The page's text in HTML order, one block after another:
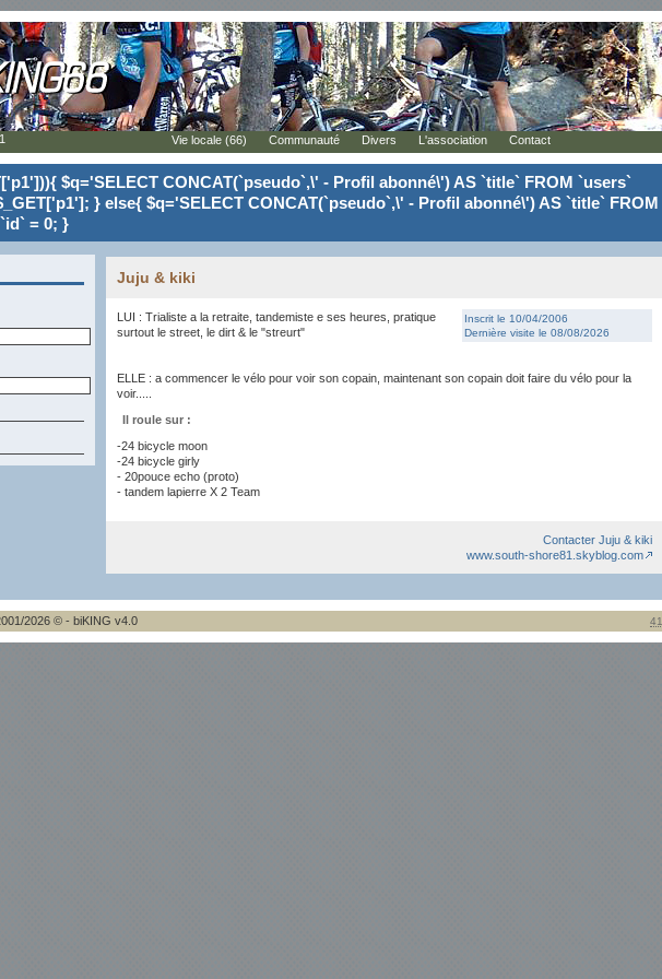
$q='SELECT CONCAT(`pseudo`,\' - Profil abonné\') AS `title` FROM `users`
} else{ $q='SELECT CONCAT(`pseudo`,\' - Profil abonné\') AS `title` FROM
= 0; }
Juju & kiki
Inscrit le 10/04/2006
Dernière visite le 08/08/2026
LUI : Trialiste a la retraite, tandemiste e ses heures, pratique
surtout le street, le dirt & le "streurt"
ELLE : a commencer le vélo pour voir son copain, maintenant son copain doit faire du vélo pour la
voir.....
Il roule sur :
-24 bicycle moon
-24 bicycle girly
- 20pouce echo (proto)
- tandem lapierre X 2 Team
Contacter Juju & kiki
www.south-shore81.skyblog.com
Vie locale (66) Communauté Divers L'association Contact
2026 © - biKING v4.0 41